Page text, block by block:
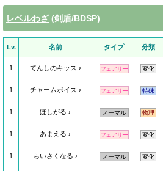
レベルわざ(剣盾/BDSP)
Lv. 名前 タイプ 分類
1 てんしのキッス フェアリー 変化
1 チャームボイス フェアリー 特殊
1 ほしがる ノーマル 物理
1 あまえる フェアリー 変化
1 ちいさくなる ノーマル 変化